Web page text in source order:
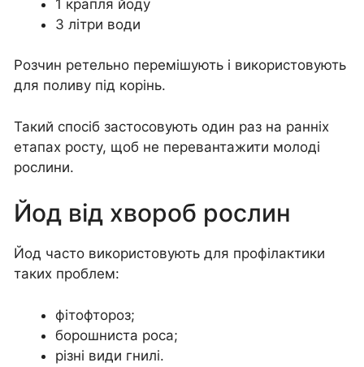
1 крапля йоду
3 літри води
Розчин ретельно перемішують і використовують
для поливу під корінь.
Такий спосіб застосовують один раз на ранніх
етапах росту, щоб не перевантажити молоді
рослини.
Йод від хвороб рослин
Йод часто використовують для профілактики
таких проблем:
фітофтороз;
борошниста роса;
різні види гнилі.